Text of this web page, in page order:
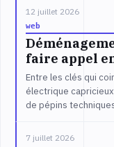
12 juillet 2026
web
faire appel
Entre les clés qui
électrique
de pépins
7 juillet 2026